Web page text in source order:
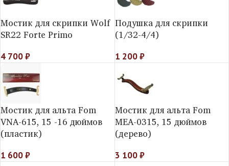
Мостик для скрипки Wolf
SR22 Forte Primo
4 700₽
Подушка для скрипки
(1/32-4/4)
1 200₽
Мостик для альта Fom
VNA-615, 15 -16 дюймов
(пластик)
1 600₽
Мостик для альта Fom
MEA-0315, 15 дюймов
(дерево)
3 100₽